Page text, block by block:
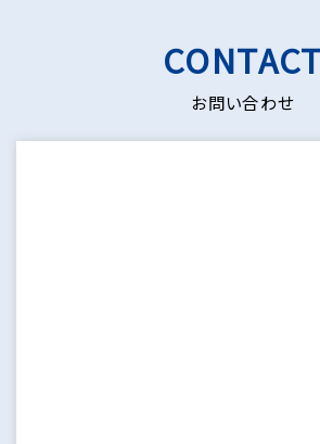
お問い合わせ
Tel.0766-21-
メイホ物流への各種ご相談、